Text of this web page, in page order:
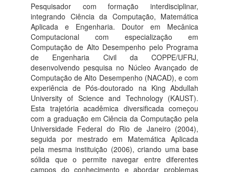
Pesquisador com formação interdisciplinar,
integrando Ciência da Computação, Matemática
Aplicada e Engenharia. Doutor em Mecânica
Computacional com especialização em
Computação de Alto Desempenho pelo Programa
de Engenharia Civil da COPPE/UFRJ,
desenvolvendo pesquisa no Núcleo Avançado de
Computação de Alto Desempenho (NACAD), e com
experiência de Pós-doutorado na King Abdullah
University of Science and Technology (KAUST).
Esta trajetória acadêmica diversificada começou
com a graduação em Ciência da Computação pela
Universidade Federal do Rio de Janeiro (2004),
seguida por mestrado em Matemática Aplicada
pela mesma instituição (2006), criando uma base
sólida que o permite navegar entre diferentes
campos do conhecimento e abordar problemas